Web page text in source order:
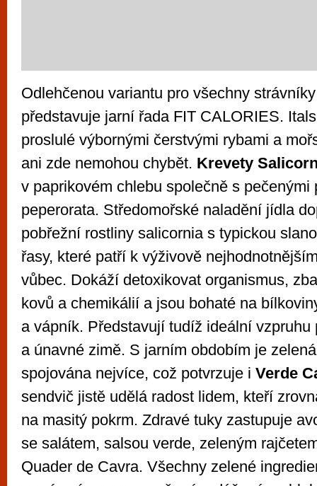
Odlehčenou variantu pro všechny
představuje jarní řada FIT CALORIES.
proslulé výbornými čerstvými rybami a
ani zde nemohou chybět. Krevety
v paprikovém chlebu společně s pečenými
peperorata. Středomořské naladění jídla
pobřežní rostliny salicornia s typickou
řasy, které patří k výživově
vůbec. Dokáží detoxikovat organismus,
kovů a chemikálií a jsou bohaté na
a vápník. Představují tudíž ideální vzpruhu
a únavné zimě. S jarním obdobím je
spojována nejvíce, což potvrzuje i Verde
sendvič jistě udělá radost lidem, kteří
na masitý pokrm. Zdravé tuky zastupuje
se salátem, salsou verde, zeleným
Quader de Cavra. Všechny zelené